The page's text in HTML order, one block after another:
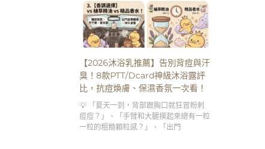
【2026沐浴乳推薦】告別背痘與汗
臭！8款PTT/Dcard神級沐浴露評
比，抗痘煥膚、保濕香氛一次看！
💡 「夏天一到，背部跟胸口就狂冒粉刺
痘痘？」、「手臂和大腿摸起來總有一粒
一粒的粗糙顆粒感？」、「出門